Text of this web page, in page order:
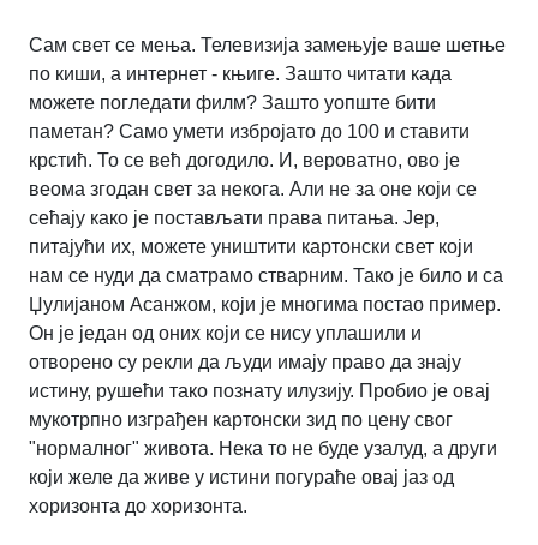
Сам свет се мења. Телевизија замењује ваше шетње
по киши, а интернет - књиге. Зашто читати када
можете погледати филм? Зашто уопште бити
паметан? Само умети избројато до 100 и ставити
крстић. То се већ догодило. И, вероватно, ово је
веома згодан свет за некога. Али не за оне који се
сећају како је постављати права питања. Јер,
питајући их, можете уништити картонски свет који
нам се нуди да сматрамо стварним. Тако је било и са
Џулијаном Асанжом, који је многима постао пример.
Он је један од оних који се нису уплашили и
отворено су рекли да људи имају право да знају
истину, рушећи тако познату илузију. Пробио је овај
мукотрпно изграђен картонски зид по цену свог
"нормалног" живота. Нека то не буде узалуд, а други
који желе да живе у истини погураће овај јаз од
хоризонта до хоризонта.